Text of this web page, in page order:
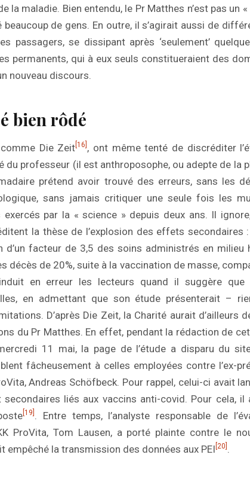
la maladie. Bien entendu, le Pr Matthes n’est pas un «
beaucoup de gens. En outre, il s’agirait aussi de
passagers, se dissipant après ‘seulement’
permanents, qui à eux seuls constitueraient des
nouveau discours.
bien rôdé
comme Die Zeit [16] , ont même tenté de discréditer
du professeur (il est anthroposophe, ou adepte de la
prétend avoir trouvé des erreurs, sans les
sans jamais critiquer une seule fois les
par la « science » depuis deux ans. Il
la thèse de l’explosion des effets secondaires
d’un facteur de 3,5 des soins administrés en milieu
décès de 20%, suite à la vaccination de masse,
induit en erreur les lecteurs quand il suggère
en admettant que son étude présenterait –
D’après Die Zeit, la Charité aurait d’ailleurs
du Pr Matthes. En effet, pendant la rédaction de
11 mai, la page de l’étude a disparu du
fâcheusement à celles employées contre l’ex-
Andreas Schöfbeck. Pour rappel, celui-ci avait
secondaires liés aux vaccins anti-covid. Pour cela,
[19] . Entre temps, l’analyste responsable de
ProVita, Tom Lausen, a porté plainte contre le
empêché la transmission des données aux PEI [20] .